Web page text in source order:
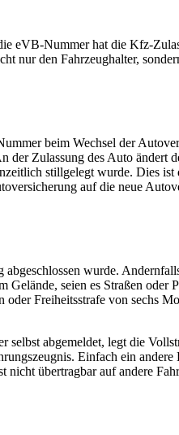
eVB-Nummer hat die Kfz-
nur den Fahrzeughalter,
beim Wechsel der
Zulassung des Auto ändert
stillgelegt wurde. Dies ist
auf die neue
wurde.
seien es Straßen oder
Freiheitsstrafe von sechs
abgemeldet, legt die
Einfach ein
übertragbar auf andere